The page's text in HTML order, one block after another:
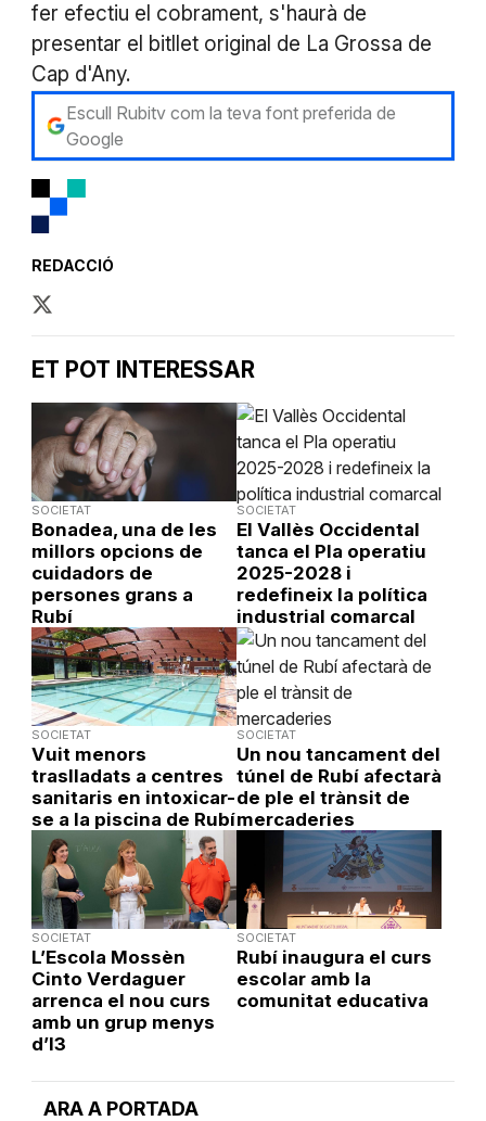
ARA A PORTADA
fer efectiu el cobrament, s'haurà de
presentar el bitllet original de La Grossa de
Cap d'Any.
Escull Rubitv com la teva font preferida de
Google
REDACCIÓ
ET POT INTERESSAR
SOCIETAT
Bonadea, una de les
millors opcions de
cuidadors de
persones grans a
Rubí
SOCIETAT
El Vallès Occidental
tanca el Pla operatiu
2025-2028 i
redefineix la política
industrial comarcal
SOCIETAT
Vuit menors
traslladats a centres
sanitaris en intoxicar-
se a la piscina de Rubí
SOCIETAT
Un nou tancament del
túnel de Rubí afectarà
de ple el trànsit de
mercaderies
SOCIETAT
L’Escola Mossèn
Cinto Verdaguer
arrenca el nou curs
amb un grup menys
d’I3
SOCIETAT
Rubí inaugura el curs
escolar amb la
comunitat educativa